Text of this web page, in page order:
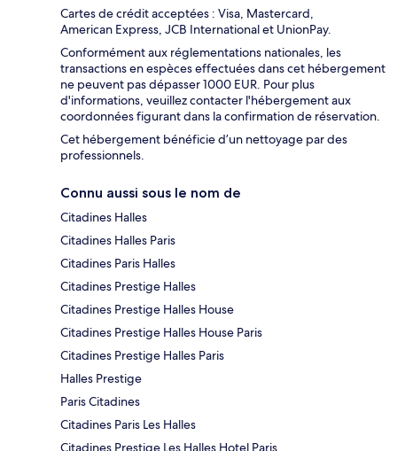
Cartes de crédit acceptées : Visa, Mastercard,
American Express, JCB International et UnionPay.
Conformément aux réglementations nationales, les
transactions en espèces effectuées dans cet hébergement
ne peuvent pas dépasser 1000 EUR. Pour plus
d'informations, veuillez contacter l'hébergement aux
coordonnées figurant dans la confirmation de réservation.
Cet hébergement bénéficie d’un nettoyage par des
professionnels.
Connu aussi sous le nom de
Citadines Halles
Citadines Halles Paris
Citadines Paris Halles
Citadines Prestige Halles
Citadines Prestige Halles House
Citadines Prestige Halles House Paris
Citadines Prestige Halles Paris
Halles Prestige
Paris Citadines
Citadines Paris Les Halles
Citadines Prestige Les Halles Hotel Paris